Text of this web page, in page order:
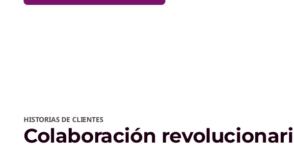
HISTORIAS DE CLIENTES
Colaboración